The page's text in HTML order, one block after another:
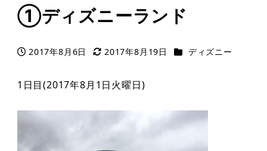
①ディズニーランド
投稿日
2017年8月6日
更新日
2017年8月19日 カテゴリー
ディズニー
1日目(2017年8月1日火曜日)